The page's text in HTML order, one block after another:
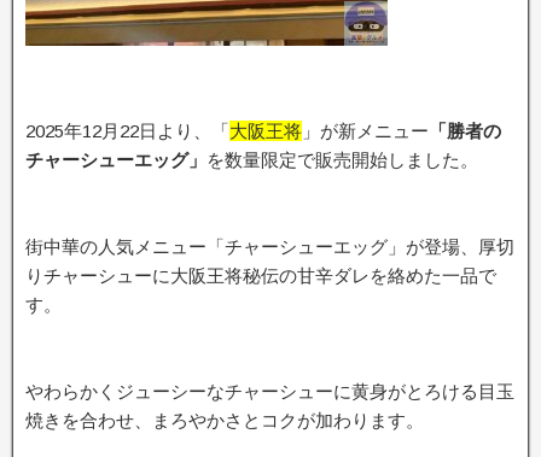
2025年12月22日より、「大阪王将 」が新メニュー 「勝者の
チャーシューエッグ」 を数量限定で販売開始しました。
街中華の人気メニュー「チャーシューエッグ」が登場、厚切
りチャーシューに大阪王将秘伝の甘辛ダレを絡めた一品で
す。
やわらかくジューシーなチャーシューに黄身がとろける目玉
焼きを合わせ、まろやかさとコクが加わります。